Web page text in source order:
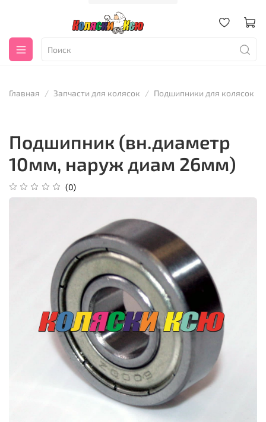
Главная Запчасти для колясок Подшипники для колясок
Подшипник (вн.диаметр
10мм, наруж диам 26мм)
(0)